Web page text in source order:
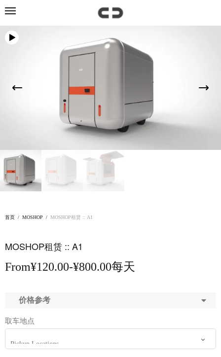
首页 / MOSHOP / MOSHOP租赁 :: A1
MOSHOP租赁 :: A1
From¥120.00-¥800.00每天
价格参考
取车地点